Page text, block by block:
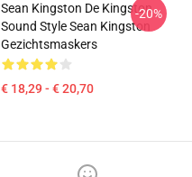
Sean Kingston De Kingston
Sound Style Sean Kingston
Gezichtsmaskers
€ 18,29 - € 20,70
-20%